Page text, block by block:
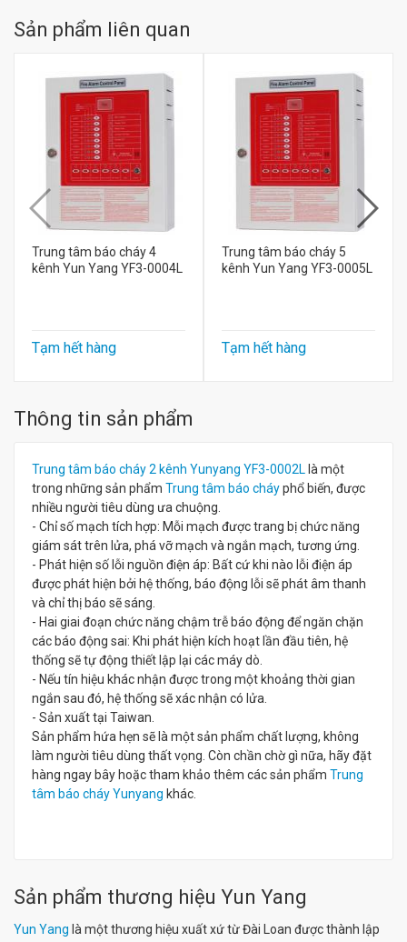
Sản phẩm liên quan
Trung tâm báo cháy 4
kênh Yun Yang YF3-0004L
Tạm hết hàng
Trung tâm báo cháy 5
kênh Yun Yang YF3-0005L
Tạm hết hàng
Thông tin sản phẩm
Trung tâm báo cháy 2 kênh Yunyang YF3-0002L là một
trong những sản phẩm Trung tâm báo cháyphổ biến, được
nhiều người tiêu dùng ưa chuộng.
- Chỉ số mạch tích hợp: Mỗi mạch được trang bị chức năng
giám sát trên lửa, phá vỡ mạch và ngắn mạch, tương ứng.
- Phát hiện số lỗi nguồn điện áp: Bất cứ khi nào lỗi điện áp
được phát hiện bởi hệ thống, báo động lỗi sẽ phát âm thanh
và chỉ thị báo sẽ sáng.
- Hai giai đoạn chức năng chậm trễ báo động để ngăn chặn
các báo động sai: Khi phát hiện kích hoạt lần đầu tiên, hệ
thống sẽ tự động thiết lập lại các máy dò.
- Nếu tín hiệu khác nhận được trong một khoảng thời gian
ngắn sau đó, hệ thống sẽ xác nhận có lửa.
- Sản xuất tại Taiwan.
Sản phẩm hứa hẹn sẽ là một sản phẩm chất lượng, không
làm người tiêu dùng thất vọng. Còn chần chờ gì nữa, hãy đặt
hàng ngay bây hoặc tham khảo thêm các sản phẩm Trung
tâm báo cháy Yunyang khác.
Sản phẩm thương hiệu Yun Yang
Yun Yang là một thương hiệu xuất xứ từ Đài Loan được thành lập